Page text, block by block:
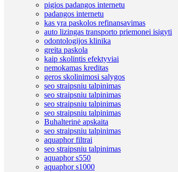
pigios padangos internetu
padangos internetu
kas yra paskolos refinansavimas
auto lizingas transporto priemonei isigyti
odontologijos klinika
greita paskola
kaip skolintis efektyviai
nemokamas kreditas
geros skolinimosi salygos
seo straipsniu talpinimas
seo straipsniu talpinimas
seo straipsniu talpinimas
seo straipsniu talpinimas
Buhalterinė apskaita
seo straipsniu talpinimas
aquaphor filtrai
seo straipsniu talpinimas
aquaphor s550
aquaphor s1000